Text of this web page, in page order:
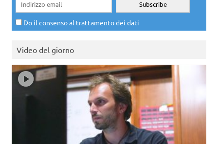
Do il consenso al trattamento dei dati
Video del giorno